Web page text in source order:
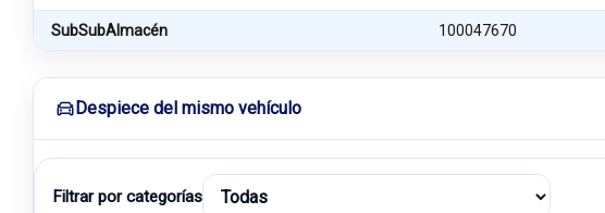
SubSubAlmacén 100047670
Despiece del mismo vehículo
Filtrar por categorías